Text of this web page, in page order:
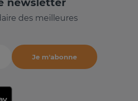
newsletter
des meilleures
Je m'abonne